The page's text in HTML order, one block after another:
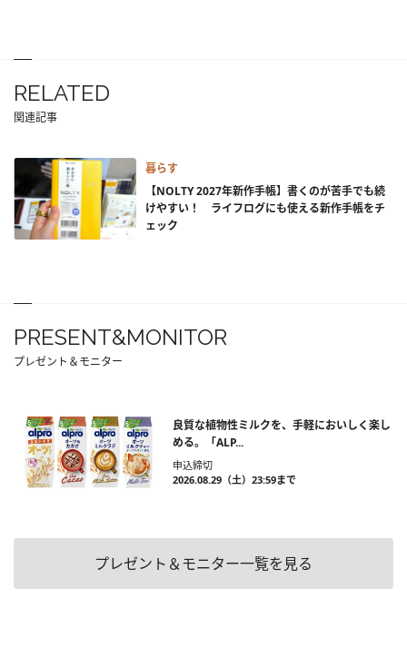
RELATED
関連記事
暮らす
【NOLTY 2027年新作手帳】書くのが苦手でも続
けやすい！ ライフログにも使える新作手帳をチ
ェック
PRESENT&MONITOR
プレゼント＆モニター
良質な植物性ミルクを、手軽においしく楽し
める。「ALP...
申込締切
2026.08.29（土）23:59まで
プレゼント＆モニター一覧を見る